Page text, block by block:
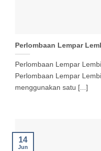
Perlombaan Lempar
Perlombaan Lempar
Perlombaan Lempar
menggunakan satu [...]
14
Jun